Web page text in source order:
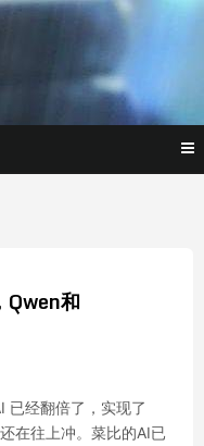
尼不是
塔克
….
Qwen和
已经翻倍了，实现了
在往上冲。菜比的AI已